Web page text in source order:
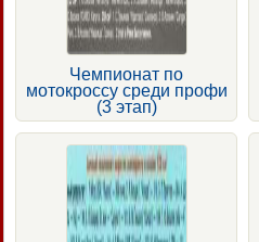
Чемпионат по
мотокроссу среди профи
(3 этап)